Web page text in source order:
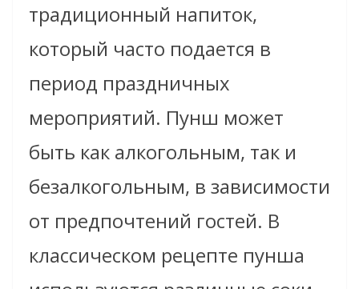
традиционный напиток,
который часто подается в
период праздничных
мероприятий. Пунш может
быть как алкогольным, так и
безалкогольным, в зависимости
от предпочтений гостей. В
классическом рецепте пунша